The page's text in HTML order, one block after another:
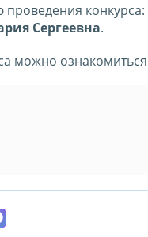
проведения конкурса:
Сергеевна.
можно